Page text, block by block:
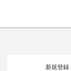
新規登録